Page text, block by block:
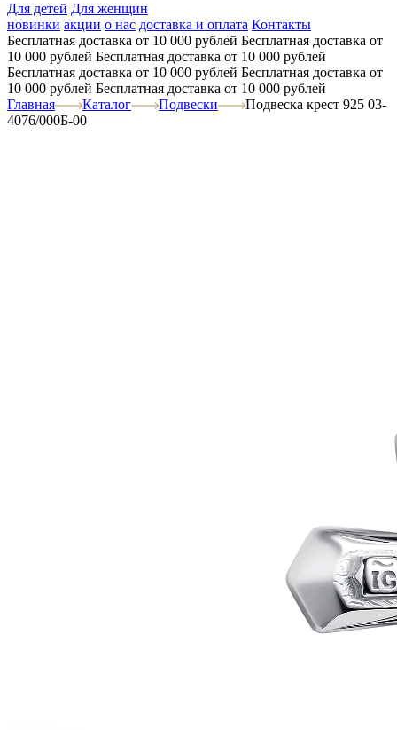
Для детей Для женщин
новинки акции о нас доставка и оплата Контакты
Бесплатная доставка от 10 000 рублей Бесплатная доставка от
10 000 рублей Бесплатная доставка от 10 000 рублей
Бесплатная доставка от 10 000 рублей Бесплатная доставка от
10 000 рублей Бесплатная доставка от 10 000 рублей
Главная
Каталог Подвески
Подвеска крест 925 03-
4076/000Б-00